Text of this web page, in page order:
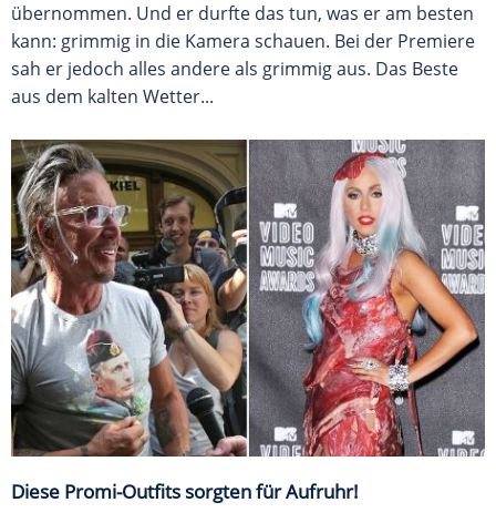
übernommen. Und er durfte das tun, was er am besten
kann: grimmig in die Kamera schauen. Bei der Premiere
sah er jedoch alles andere als grimmig aus. Das Beste
aus dem kalten Wetter...
Diese Promi-Outfits sorgten für Aufruhr!